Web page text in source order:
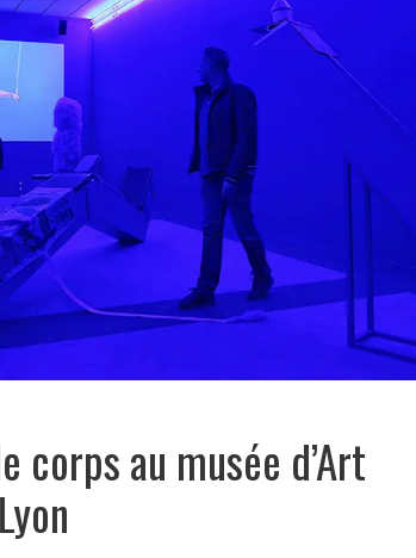
corps au musée d’Art